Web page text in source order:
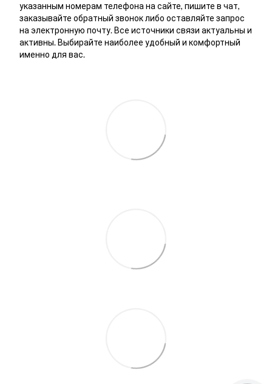
указанным номерам телефона на сайте, пишите в чат,
заказывайте обратный звонок либо оставляйте запрос
на электронную почту. Все источники связи актуальны и
активны. Выбирайте наиболее удобный и комфортный
именно для вас.